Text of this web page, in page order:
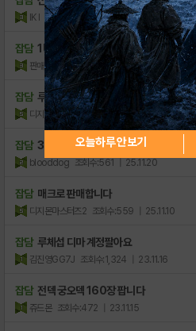
IK I 조회수:80 | 26.04.03
잡담 1U 유니트셋,고키링,예지6셋계정싸게ㅍ
판매합니다sŕ 조회수:359 | 26.03.27
잡담 루체섭 듀크림 무녀 마챌계정 팔아요
디지몬마스터즈2 조회수:375 | 26.01.07
잡담 3u 내실 좋은 계정팝니다.
blooddog 조회수:561 | 25.11.20
잡담 매크로 판매합니다
디지몬마스터즈2 조회수:559 | 25.11.10
잡담 루체섭 디마 계정팔아요
김진영GG7J 조회수:1,324 | 23.11.16
잡담 전덱 궁오덱 160장 팝니다
쥬드몬 조회수:472 | 23.11.15
오늘하루 안보기